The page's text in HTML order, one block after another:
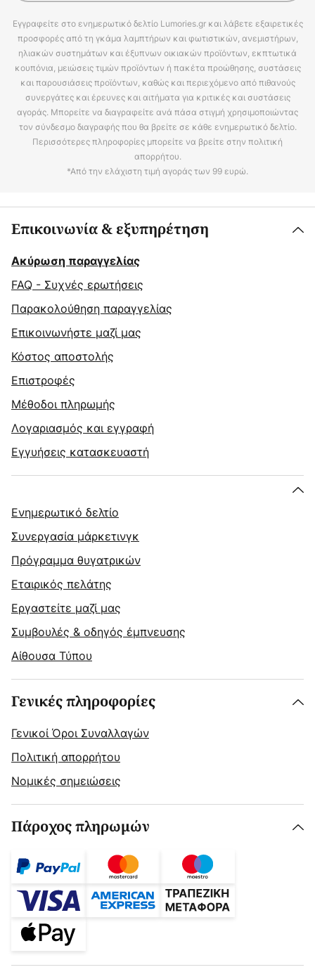
Εγγραφείτε στο ενημερωτικό δελτίο Lumories.gr και λάβετε εξαιρετικές
προσφορές από τη γκάμα λαμπτήρων και φωτιστικών, ανεμιστήρων,
ηλιακών συστημάτων και έξυπνων οικιακών προϊόντων, εκπτωτικά
κουπόνια, μειώσεις τιμών προϊόντων ή πακέτα προώθησης, συστάσεις
και παρουσιάσεις προϊόντων, καθώς και περιεχόμενο από πιθανούς
συνεργάτες και έρευνες και αιτήματα για κριτικές και συστάσεις
αγοράς. Μπορείτε να διαγραφείτε ανά πάσα στιγμή χρησιμοποιώντας
τον σύνδεσμο διαγραφής που θα βρείτε σε κάθε ενημερωτικό δελτίο.
Περισσότερες πληροφορίες μπορείτε να βρείτε στην πολιτική
απορρήτου.
*Από την ελάχιστη τιμή αγοράς των 99 ευρώ.
Επικοινωνία & εξυπηρέτηση
Ακύρωση παραγγελίας
FAQ - Συχνές ερωτήσεις
Παρακολούθηση παραγγελίας
Επικοινωνήστε μαζί μας
Κόστος αποστολής
Επιστροφές
Μέθοδοι πληρωμής
Λογαριασμός και εγγραφή
Εγγυήσεις κατασκευαστή
Ενημερωτικό δελτίο
Συνεργασία μάρκετινγκ
Πρόγραμμα θυγατρικών
Εταιρικός πελάτης
Εργαστείτε μαζί μας
Συμβουλές & οδηγός έμπνευσης
Αίθουσα Τύπου
Γενικές πληροφορίες
Γενικοί Όροι Συναλλαγών
Πολιτική απορρήτου
Νομικές σημειώσεις
Πάροχος πληρωμών